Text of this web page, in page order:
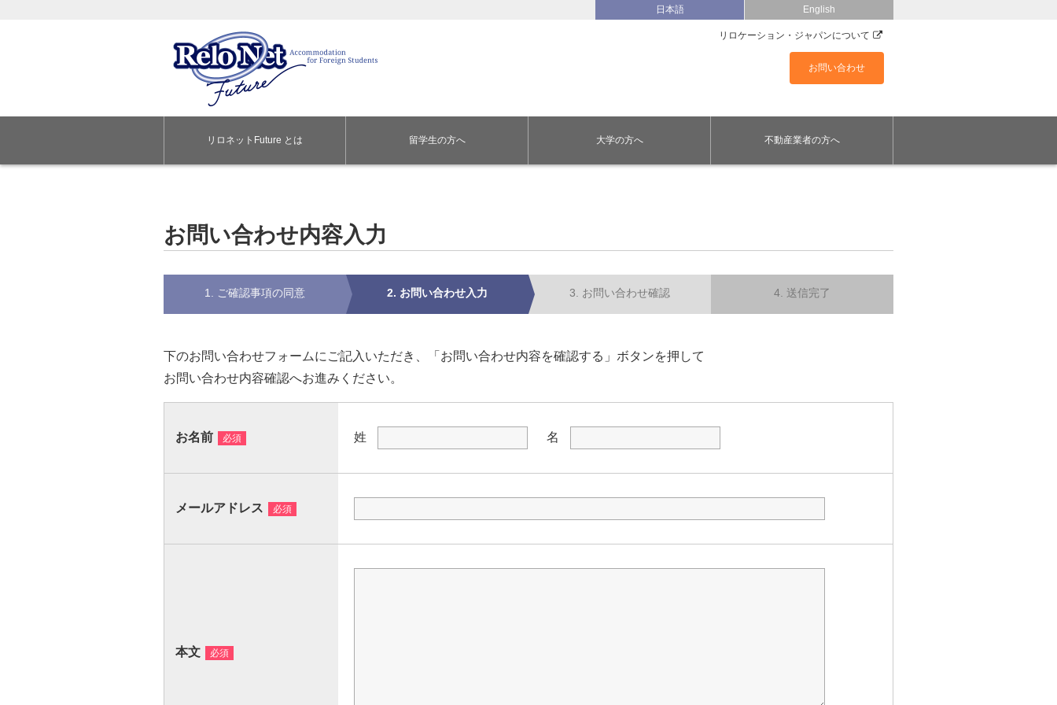
日本語 English
リロケーション・ジャパンについて
お問い合わせ
リロネットFuture とは 留学生の方へ 大学の方へ 不動産業者の方へ
お問い合わせ内容入力
1. ご確認事項の同意 2. お問い合わせ入力 3. お問い合わせ確認 4. 送信完了
下のお問い合わせフォームにご記入いただき、「お問い合わせ内容を確認する」ボタンを押して
お問い合わせ内容確認へお進みください。
お名前 姓 名
メールアドレス
本文